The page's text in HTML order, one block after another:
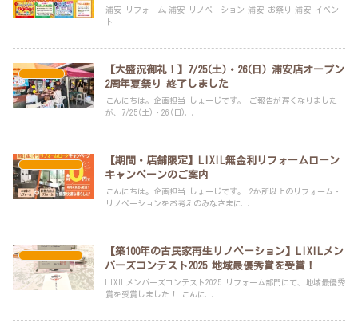
浦安 リフォーム,浦安 リノベーション,浦安 お祭り,浦安 イベン
ト
【大盛況御礼！】7/25(土)・26(日) 浦安店オープン
2周年夏祭り 終了しました
こんにちは。企画担当 しょーじです。 ご報告が遅くなりました
が、7/25(土)・26(日)...
【期間・店舗限定】LIXIL無金利リフォームローン
キャンペーンのご案内
こんにちは。企画担当 しょーじです。 2か所以上のリフォーム・
リノベーションをお考えのみなさまに...
【築100年の古民家再生リノベーション】LIXILメン
バーズコンテスト2025 地域最優秀賞を受賞！
LIXILメンバーズコンテスト2025 リフォーム部門にて、地域最優秀
賞を受賞しました！ こんに...